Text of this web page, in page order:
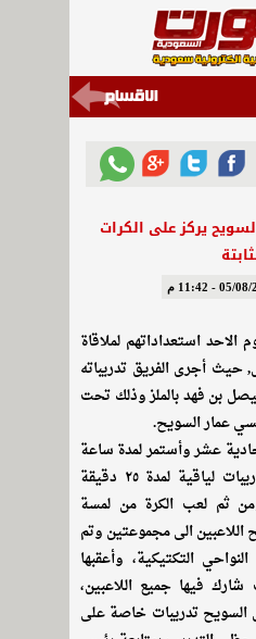
يركز على الكرات
الاحد استعداداتهم لملاقاة
حيث أجرى الفريق تدريباته
بن فهد بالملز وذلك تحت
عمار السويح.
عشر وأستمر لمدة ساعة
ونصف، بدأ التدريب بتدريبات لياقية لمدة ٢٥ دقيقة
ثم لعب الكرة من لمسة
الى مجموعتين وتم
التكتيكية، وأعقبها
فيها جميع اللاعبين،
السويح تدريبات خاصة على